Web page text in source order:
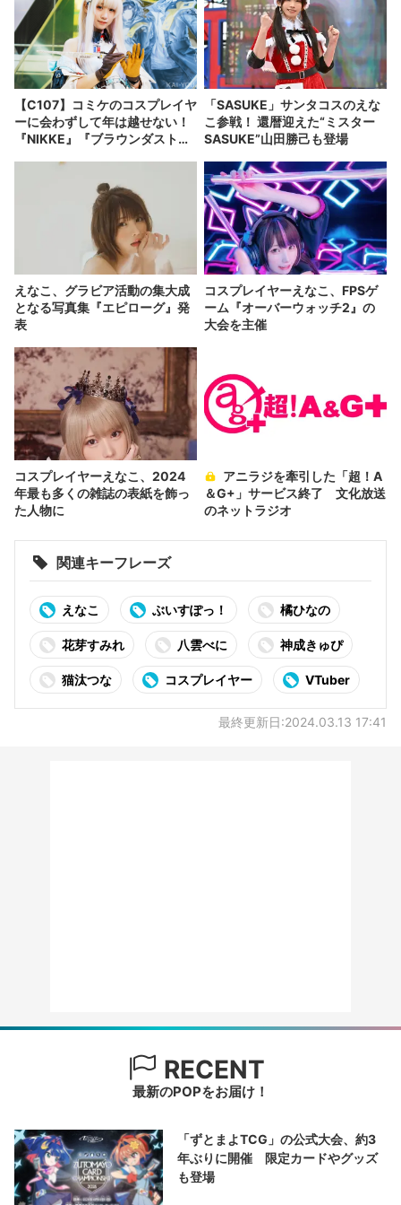
【C107】コミケのコスプレイヤ
ーに会わずして年は越せない！
『NIKKE』『ブラウンダスト
「SASUKE」サンタコスのえな
こ参戦！ 還暦迎えた“ミスター
SASUKE”山田勝己も登場
えなこ、グラビア活動の集大成
となる写真集『エピローグ』発
表
コスプレイヤーえなこ、FPSゲ
ーム『オーバーウォッチ2』の
大会を主催
コスプレイヤーえなこ、2024
年最も多くの雑誌の表紙を飾っ
た人物に
＆G+」サービス終了 文化放送
のネットラジオ
関連キーフレーズ
えなこ ぶいすぽっ！ 橘ひなの
花芽すみれ 八雲べに 神成きゅぴ
猫汰つな コスプレイヤー VTuber
最終更新日:2024.03.13 17:41
RECENT
最新のPOPをお届け！
「ずとまよTCG」の公式大会、約3
年ぶりに開催 限定カードやグッズ
も登場